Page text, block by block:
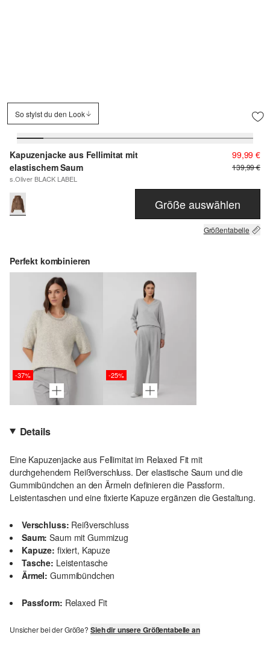
So stylst du den Look
Kapuzenjacke aus Fellimitat mit
elastischem Saum
s.Oliver BLACK LABEL
99,99 €
139,99 €
Größe auswählen
Größentabelle
Perfekt kombinieren
-37% -25%
Details
Eine Kapuzenjacke aus Fellimitat im Relaxed Fit mit
durchgehendem Reißverschluss. Der elastische Saum und die
Gummibündchen an den Ärmeln definieren die Passform.
Leistentaschen und eine fixierte Kapuze ergänzen die Gestaltung.
Verschluss: Reißverschluss
Saum: Saum mit Gummizug
Kapuze: fixiert, Kapuze
Tasche: Leistentasche
Ärmel: Gummibündchen
Passform: Relaxed Fit
Unsicher bei der Größe? Sieh dir unsere Größentabelle an